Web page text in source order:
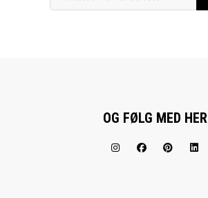
OG FØLG MED HER